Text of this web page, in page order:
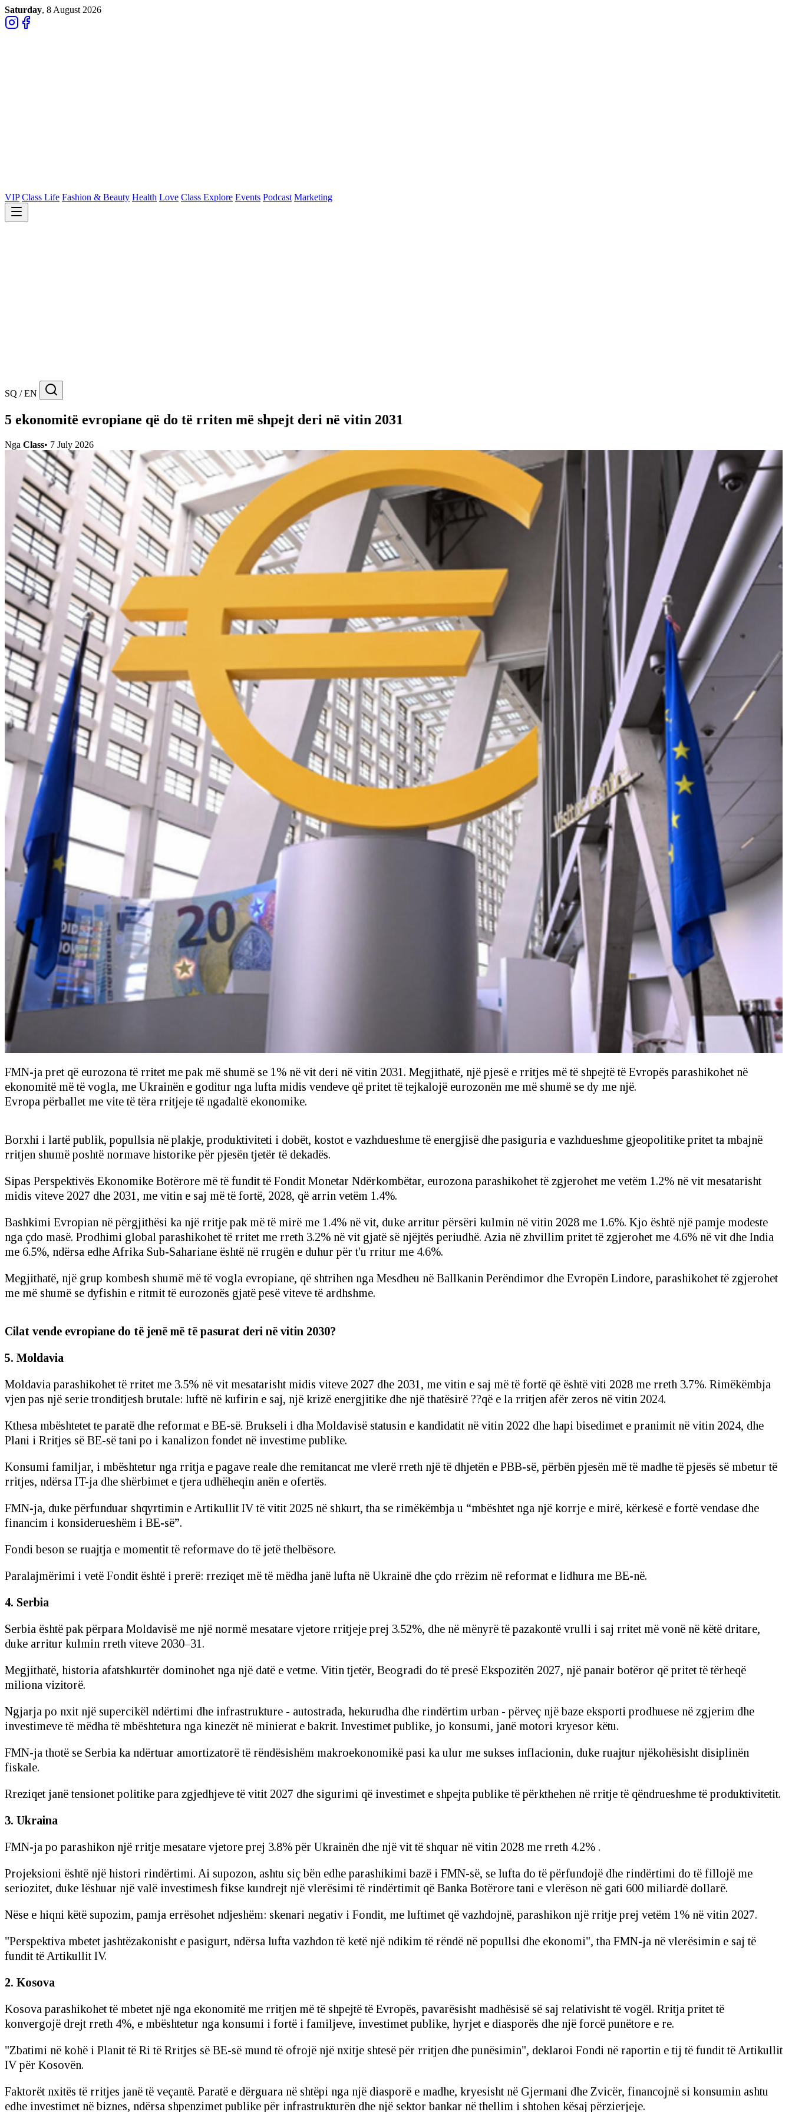
Saturday, 8 August 2026
VIP Class Life Fashion & Beauty Health Love Class Explore Events Podcast Marketing
SQ / EN
5 ekonomitë evropiane që do të rriten më shpejt deri në vitin 2031
Nga Class• 7 July 2026
FMN-ja pret që eurozona të rritet me pak më shumë se 1% në vit deri në vitin 2031. Megjithatë, një pjesë e rritjes më të shpejtë të Evropës parashikohet në
ekonomitë më të vogla, me Ukrainën e goditur nga lufta midis vendeve që pritet të tejkalojë eurozonën me më shumë se dy me një.
Evropa përballet me vite të tëra rritjeje të ngadaltë ekonomike.
Borxhi i lartë publik, popullsia në plakje, produktiviteti i dobët, kostot e vazhdueshme të energjisë dhe pasiguria e vazhdueshme gjeopolitike pritet ta mbajnë
rritjen shumë poshtë normave historike për pjesën tjetër të dekadës.
Sipas Perspektivës Ekonomike Botërore më të fundit të Fondit Monetar Ndërkombëtar, eurozona parashikohet të zgjerohet me vetëm 1.2% në vit mesatarisht
midis viteve 2027 dhe 2031, me vitin e saj më të fortë, 2028, që arrin vetëm 1.4%.
Bashkimi Evropian në përgjithësi ka një rritje pak më të mirë me 1.4% në vit, duke arritur përsëri kulmin në vitin 2028 me 1.6%. Kjo është një pamje modeste
nga çdo masë. Prodhimi global parashikohet të rritet me rreth 3.2% në vit gjatë së njëjtës periudhë. Azia në zhvillim pritet të zgjerohet me 4.6% në vit dhe India
me 6.5%, ndërsa edhe Afrika Sub-Sahariane është në rrugën e duhur për t'u rritur me 4.6%.
Megjithatë, një grup kombesh shumë më të vogla evropiane, që shtrihen nga Mesdheu në Ballkanin Perëndimor dhe Evropën Lindore, parashikohet të zgjerohet
me më shumë se dyfishin e ritmit të eurozonës gjatë pesë viteve të ardhshme.
Cilat vende evropiane do të jenë më të pasurat deri në vitin 2030?
5. Moldavia
Moldavia parashikohet të rritet me 3.5% në vit mesatarisht midis viteve 2027 dhe 2031, me vitin e saj më të fortë që është viti 2028 me rreth 3.7%. Rimëkëmbja
vjen pas një serie tronditjesh brutale: luftë në kufirin e saj, një krizë energjitike dhe një thatësirë ??që e la rritjen afër zeros në vitin 2024.
Kthesa mbështetet te paratë dhe reformat e BE-së. Brukseli i dha Moldavisë statusin e kandidatit në vitin 2022 dhe hapi bisedimet e pranimit në vitin 2024, dhe
Plani i Rritjes së BE-së tani po i kanalizon fondet në investime publike.
Konsumi familjar, i mbështetur nga rritja e pagave reale dhe remitancat me vlerë rreth një të dhjetën e PBB-së, përbën pjesën më të madhe të pjesës së mbetur të
rritjes, ndërsa IT-ja dhe shërbimet e tjera udhëheqin anën e ofertës.
FMN-ja, duke përfunduar shqyrtimin e Artikullit IV të vitit 2025 në shkurt, tha se rimëkëmbja u “mbështet nga një korrje e mirë, kërkesë e fortë vendase dhe
financim i konsiderueshëm i BE-së”.
Fondi beson se ruajtja e momentit të reformave do të jetë thelbësore.
Paralajmërimi i vetë Fondit është i prerë: rreziqet më të mëdha janë lufta në Ukrainë dhe çdo rrëzim në reformat e lidhura me BE-në.
4. Serbia
Serbia është pak përpara Moldavisë me një normë mesatare vjetore rritjeje prej 3.52%, dhe në mënyrë të pazakontë vrulli i saj rritet më vonë në këtë dritare,
duke arritur kulmin rreth viteve 2030–31.
Megjithatë, historia afatshkurtër dominohet nga një datë e vetme. Vitin tjetër, Beogradi do të presë Ekspozitën 2027, një panair botëror që pritet të tërheqë
miliona vizitorë.
Ngjarja po nxit një supercikël ndërtimi dhe infrastrukture - autostrada, hekurudha dhe rindërtim urban - përveç një baze eksporti prodhuese në zgjerim dhe
investimeve të mëdha të mbështetura nga kinezët në minierat e bakrit. Investimet publike, jo konsumi, janë motori kryesor këtu.
FMN-ja thotë se Serbia ka ndërtuar amortizatorë të rëndësishëm makroekonomikë pasi ka ulur me sukses inflacionin, duke ruajtur njëkohësisht disiplinën
fiskale.
Rreziqet janë tensionet politike para zgjedhjeve të vitit 2027 dhe sigurimi që investimet e shpejta publike të përkthehen në rritje të qëndrueshme të produktivitetit.
3. Ukraina
FMN-ja po parashikon një rritje mesatare vjetore prej 3.8% për Ukrainën dhe një vit të shquar në vitin 2028 me rreth 4.2% .
Projeksioni është një histori rindërtimi. Ai supozon, ashtu siç bën edhe parashikimi bazë i FMN-së, se lufta do të përfundojë dhe rindërtimi do të fillojë me
seriozitet, duke lëshuar një valë investimesh fikse kundrejt një vlerësimi të rindërtimit që Banka Botërore tani e vlerëson në gati 600 miliardë dollarë.
Nëse e hiqni këtë supozim, pamja errësohet ndjeshëm: skenari negativ i Fondit, me luftimet që vazhdojnë, parashikon një rritje prej vetëm 1% në vitin 2027.
"Perspektiva mbetet jashtëzakonisht e pasigurt, ndërsa lufta vazhdon të ketë një ndikim të rëndë në popullsi dhe ekonomi", tha FMN-ja në vlerësimin e saj të
fundit të Artikullit IV.
2. Kosova
Kosova parashikohet të mbetet një nga ekonomitë me rritjen më të shpejtë të Evropës, pavarësisht madhësisë së saj relativisht të vogël. Rritja pritet të
konvergojë drejt rreth 4%, e mbështetur nga konsumi i fortë i familjeve, investimet publike, hyrjet e diasporës dhe një forcë punëtore e re.
"Zbatimi në kohë i Planit të Ri të Rritjes së BE-së mund të ofrojë një nxitje shtesë për rritjen dhe punësimin", deklaroi Fondi në raportin e tij të fundit të Artikullit
IV për Kosovën.
Faktorët nxitës të rritjes janë të veçantë. Paratë e dërguara në shtëpi nga një diasporë e madhe, kryesisht në Gjermani dhe Zvicër, financojnë si konsumin ashtu
edhe investimet në biznes, ndërsa shpenzimet publike për infrastrukturën dhe një sektor bankar në thellim i shtohen kësaj përzierjeje.